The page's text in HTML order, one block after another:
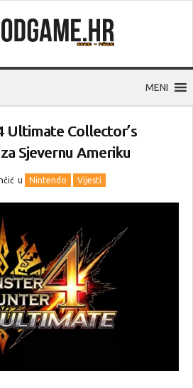
MENI
Ultimate Collector’s
Sjevernu Ameriku
u Nintendo Vijesti